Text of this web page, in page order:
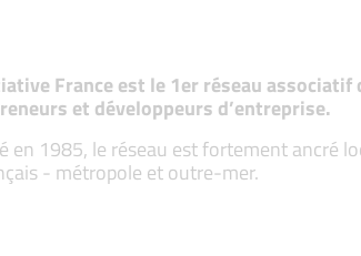
France est le 1er réseau associatif
et développeurs d’entreprise.
en 1985, le réseau est fortement ancré
- métropole et outre-mer.